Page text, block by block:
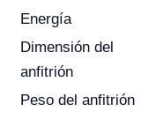
Energía
Dimensión del
anfitrión
Peso del anfitrión